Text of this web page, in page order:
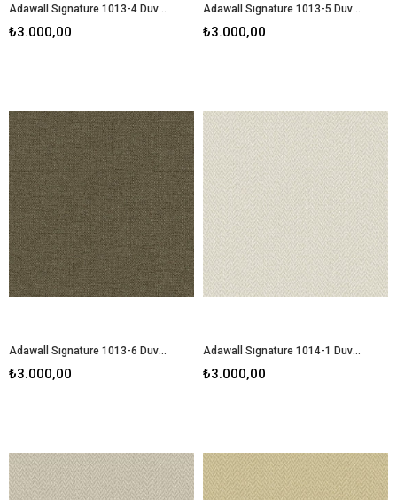
Adawall Sıgnature 1013-4 Duvar Kağıdı
₺3.000,00
Adawall Sıgnature 1013-5 Duvar Kağıdı
₺3.000,00
Adawall Sıgnature 1013-6 Duvar Kağıdı
₺3.000,00
Adawall Sıgnature 1014-1 Duvar Kağıdı
₺3.000,00